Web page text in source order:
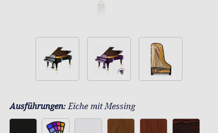
Ausführungen:Eiche mit Messing